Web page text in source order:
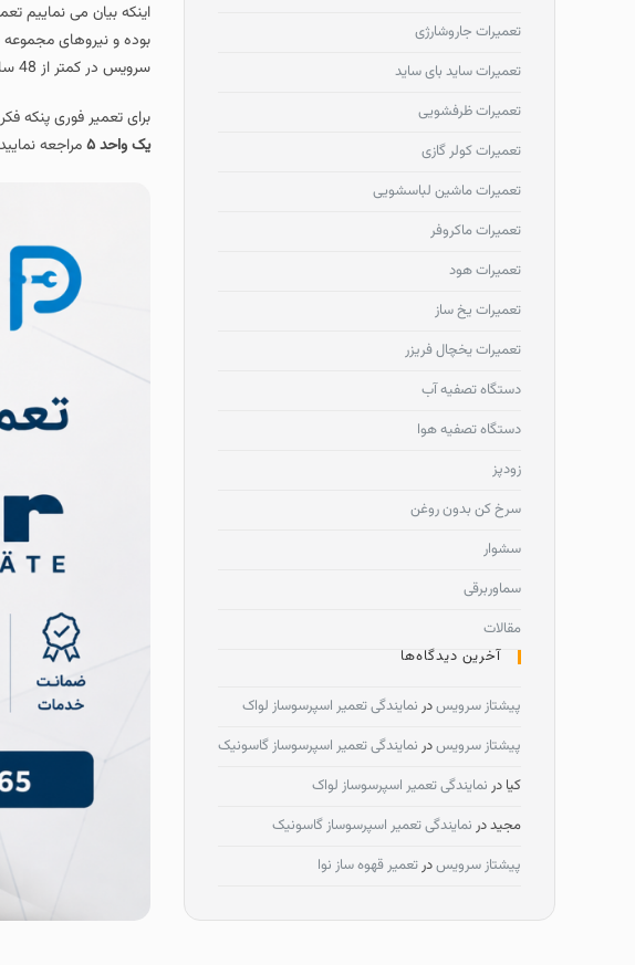
اینکه بیان می نماییم
بوده و نیروهای
سرویس در کمتر از 48 ساعت انجام شود که از این جهت نیز در صنف خود رکورددار تسریع خدمات می باشیم.
برای تعمیر فوری پنکه
یک واحد ۵
مراجعه
تعمیرات جاروشارژی
تعمیرات ساید بای ساید
تعمیرات ظرفشویی
تعمیرات کولر گازی
تعمیرات ماشین لباسشویی
تعمیرات ماکروفر
تعمیرات هود
تعمیرات یخ ساز
تعمیرات یخچال فریزر
دستگاه تصفیه آب
دستگاه تصفیه هوا
زودپز
سرخ کن بدون روغن
سشوار
سماوربرقی
مقالات
آخرین دیدگاه‌ها
پیشتاز سرویسدر نمایندگی تعمیر اسپرسوساز لواک
پیشتاز سرویسدر نمایندگی تعمیر اسپرسوساز گاسونیک
کیا در نمایندگی تعمیر اسپرسوساز لواک
مجیددر نمایندگی تعمیر اسپرسوساز گاسونیک
پیشتاز سرویسدرتعمیر قهوه ساز نوا